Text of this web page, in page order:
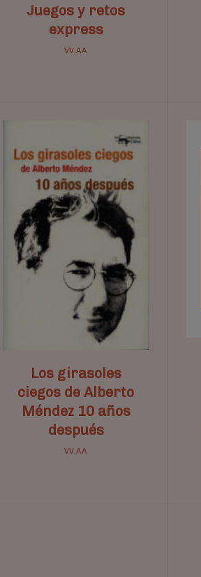
Juegos y retos
express
VV,AA
Los girasoles
ciegos de Alberto
Méndez 10 años
después
VV,AA